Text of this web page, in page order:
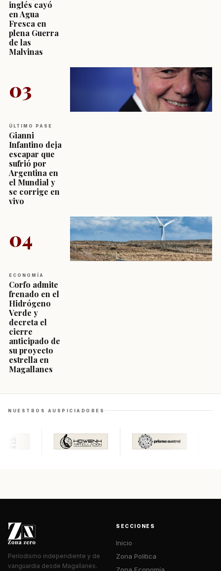
inglés cayó
en Agua
Fresca en
plena Guerra
de las
Malvinas
03
ÚLTIMO PASE
Gianni
Infantino deja
escapar que
sufrió por
Argentina en
el Mundial y
se corrige en
vivo
04
ECONOMÍA
Corfo admite
frenado en el
Hidrógeno
Verde y
decreta el
cierre
anticipado de
su proyecto
estrella en
Magallanes
NUESTROS AUSPICIADORES
Periodismo independiente y de
vanguardia desde Magallanes.
SECCIONES
Inicio
Zona Política